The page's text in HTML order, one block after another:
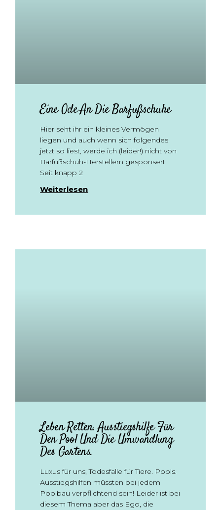
Eine Ode An Die Barfußschuhe
Hier seht ihr ein kleines Vermögen
liegen und auch wenn sich folgendes
jetzt so liest, werde ich (leider!) nicht von
Barfußschuh-Herstellern gesponsert.
Seit knapp 2
Weiterlesen
Leben Retten. Ausstiegshilfe Für
Den Pool Und Die Umwandlung
Des Gartens.
Luxus für uns, Todesfalle für Tiere. Pools.
Ausstiegshilfen müssten bei jedem
Poolbau verpflichtend sein! Leider ist bei
diesem Thema aber das Ego, die